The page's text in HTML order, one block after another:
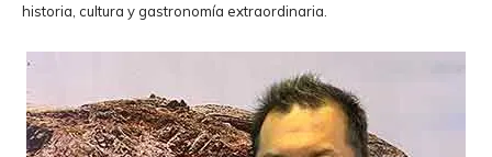
historia, cultura y gastronomía extraordinaria.